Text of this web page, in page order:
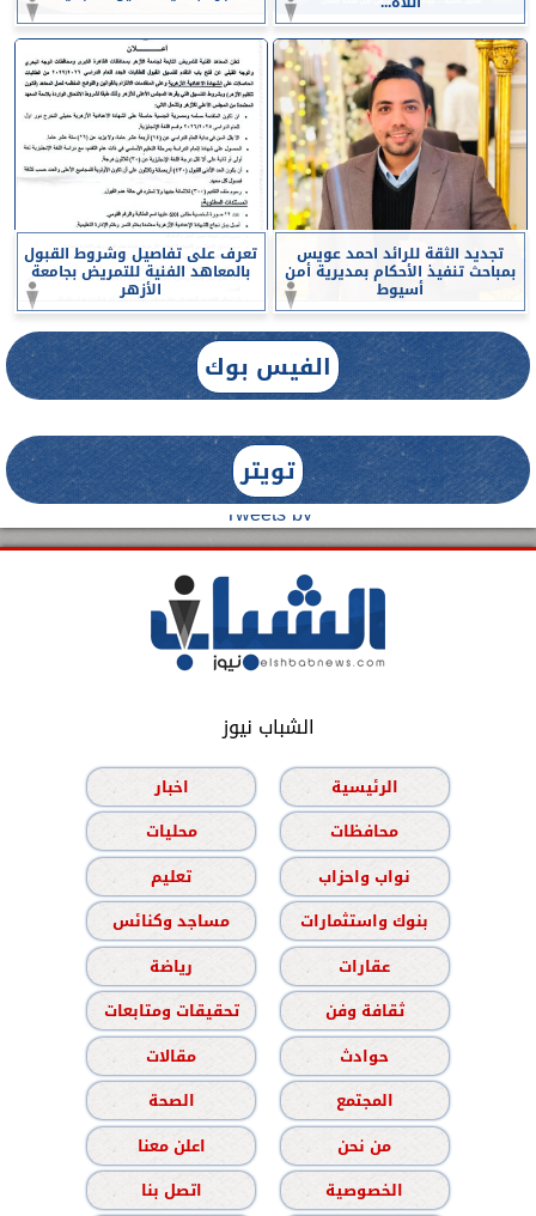
تجديد الثقة للرائد احمد عويس
بمباحث تنفيذ الأحكام بمديرية أمن
أسيوط
تعرف على تفاصيل وشروط القبول
بالمعاهد الفنية للتمريض بجامعة
الأزهر
الفيس بوك
تويتر
Tweets by
الشباب نيوز
الرئيسية
اخبار
محافظات
محليات
نواب واحزاب
تعليم
بنوك واستثمارات
مساجد وكنائس
عقارات
رياضة
ثقافة وفن
تحقيقات ومتابعات
حوادث
مقالات
المجتمع
الصحة
من نحن
اعلن معنا
الخصوصية
اتصل بنا